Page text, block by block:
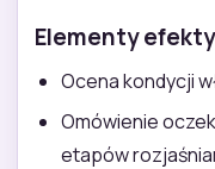
Elementy
Ocena kondycji
Omówienie
etapów